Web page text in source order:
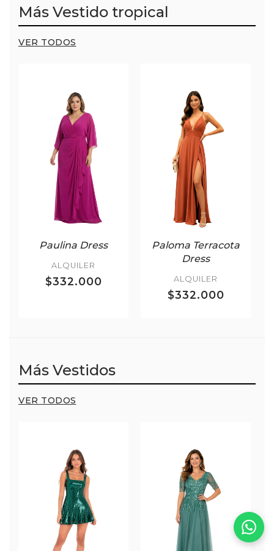
Más Vestido tropical
VER TODOS
Paulina Dress
ALQUILER
$332.000
Paloma Terracota
Dress
ALQUILER
$332.000
Más Vestidos
VER TODOS